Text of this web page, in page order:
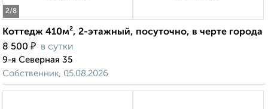
2/8
Коттедж 410м², 2-этажный, посуточно, в черте города
8 500 ₽ в сутки
9-я Северная 35
Собственник, 05.08.2026